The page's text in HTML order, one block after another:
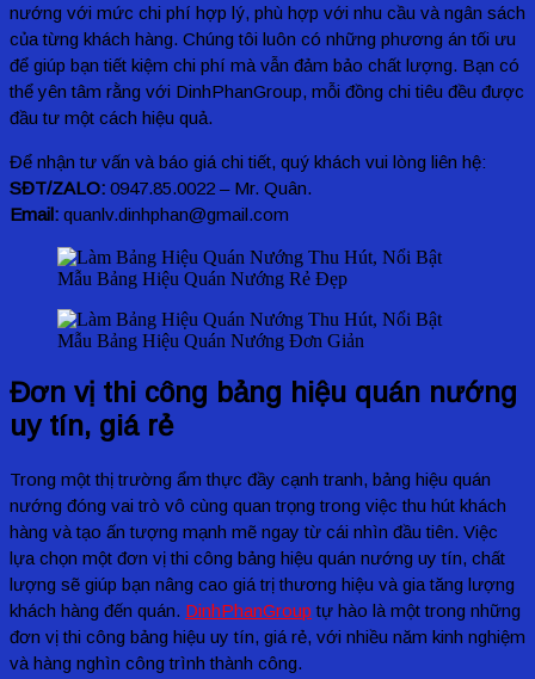
nướng với mức chi phí hợp lý, phù hợp với nhu cầu và ngân sách
của từng khách hàng. Chúng tôi luôn có những phương án tối ưu
để giúp bạn tiết kiệm chi phí mà vẫn đảm bảo chất lượng. Bạn có
thể yên tâm rằng với DinhPhanGroup, mỗi đồng chi tiêu đều được
đầu tư một cách hiệu quả.
Để nhận tư vấn và báo giá chi tiết, quý khách vui lòng liên hệ:
SĐT/ZALO: 0947.85.0022 – Mr. Quân.
Email: quanlv.dinhphan@gmail.com
Mẫu Bảng Hiệu Quán Nướng Rẻ Đẹp
Mẫu Bảng Hiệu Quán Nướng Đơn Giản
Đơn vị thi công bảng hiệu quán nướng
uy tín, giá rẻ
Trong một thị trường ẩm thực đầy cạnh tranh, bảng hiệu quán
nướng đóng vai trò vô cùng quan trọng trong việc thu hút khách
hàng và tạo ấn tượng mạnh mẽ ngay từ cái nhìn đầu tiên. Việc
lựa chọn một đơn vị thi công bảng hiệu quán nướng uy tín, chất
lượng sẽ giúp bạn nâng cao giá trị thương hiệu và gia tăng lượng
khách hàng đến quán. DinhPhanGroup tự hào là một trong những
đơn vị thi công bảng hiệu uy tín, giá rẻ, với nhiều năm kinh nghiệm
và hàng nghìn công trình thành công.